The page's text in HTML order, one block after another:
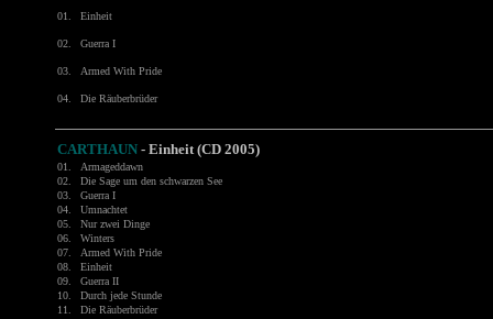
01. Einheit
02. Guerra I
03. Armed With Pride
04. Die Räuberbrüder
CARTHAUN - Einheit (CD 2005)
01.
Armageddawn
02.
Die Sage um den schwarzen See
03.
Guerra I
04.
Umnachtet
05.
Nur zwei Dinge
06.
Winters
07.
Armed With Pride
08.
Einheit
09.
Guerra II
10.
Durch jede Stunde
11.
Die Räuberbrüder